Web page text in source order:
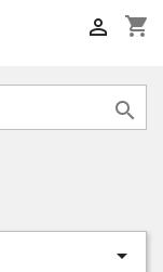
shopping_cart


